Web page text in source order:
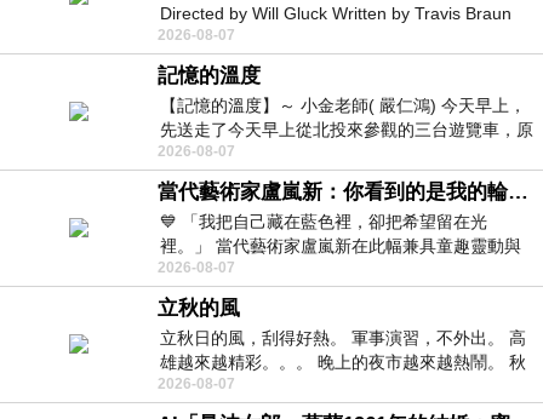
Directed by Will Gluck Written by Travis Braun
Starring Monica Barbaro
2026-08-07
記憶的溫度
【記憶的溫度】～ 小金老師( 嚴仁鴻) 今天早上，
先送走了今天早上從北投來參觀的三台遊覽車，原
以為展場已經差不多要安靜下來，卻發
2026-08-07
當代藝術家盧嵐新：你看到的是我的輪廓，還是你的故事？——藏在藍色裡的希望與光
💙 「我把自己藏在藍色裡，卻把希望留在光
裡。」 當代藝術家盧嵐新在此幅兼具童趣靈動與
抽象韻味的新作中，用湛藍的羽翼般色塊包覆著
2026-08-07
立秋的風
立秋日的風，刮得好熱。 軍事演習，不外出。 高
雄越來越精彩。。。 晚上的夜市越來越熱鬧。 秋
天的風刮得很熱 夜遊消暑熱。。。
2026-08-07